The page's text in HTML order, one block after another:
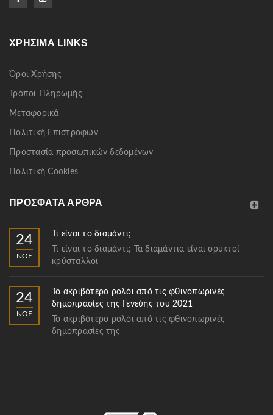
ΧΡΉΣΙΜΑ LINKS
Όροι Χρήσης
Τρόποι Πληρωμής
Μεταφορικά
Πολιτική Επιστροφών
Προστασία προσωπικών δεδομένων
Πολιτική Cookies
ΠΡΌΣΦΑΤΑ ΆΡΘΡΑ
24
ΝΟΈ
Τι είναι το διαμάντι;
Τι είναι το διαμάντι; Τα διαμάντια είναι ορυκτοί
κρύσταλλοι
24
ΝΟΈ
Το ακριβότερο ρολόι από τις φθινοπωρινές
δημοπρασίες της Γενεύης του 2021
Το ακριβότερο ρολόι από τις φθινοπωρινές
δημοπρασίες της